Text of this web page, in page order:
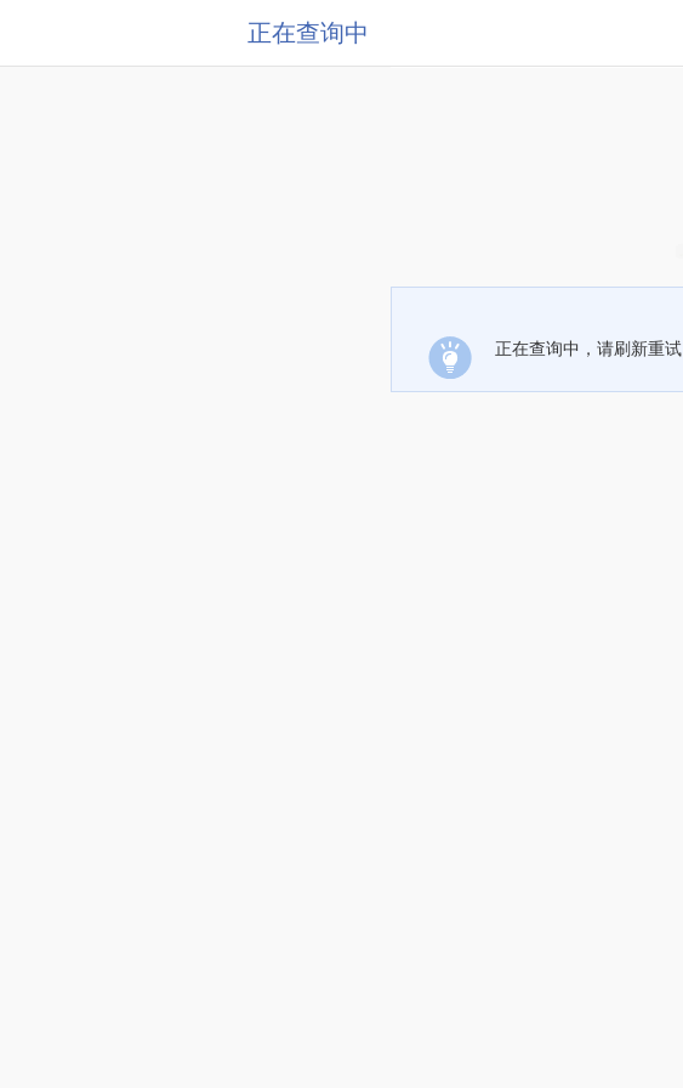
正在查询中
正在查询中，请刷新重试